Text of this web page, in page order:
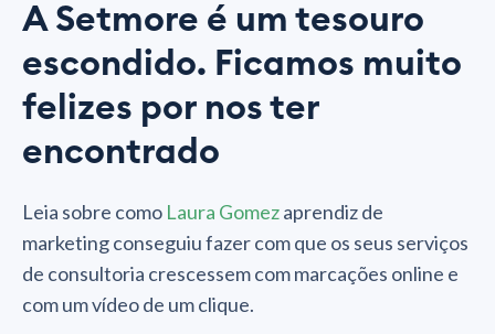
A Setmore é um tesouro
escondido. Ficamos muito
felizes por nos ter
encontrado
Leia sobre como Laura Gomezaprendiz de
marketing conseguiu fazer com que os seus serviços
de consultoria crescessem com marcações online e
com um vídeo de um clique.